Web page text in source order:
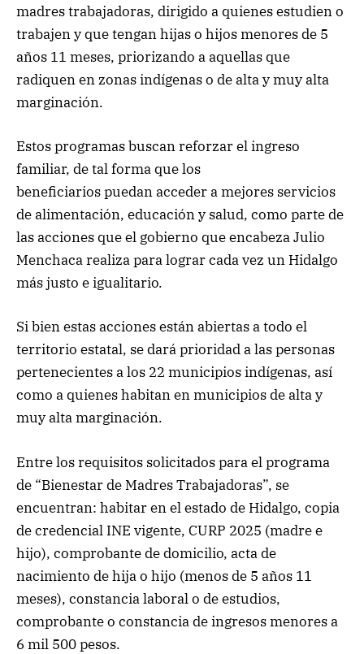
madres trabajadoras, dirigido a quienes estudien o
trabajen y que tengan hijas o hijos menores de 5
años 11 meses, priorizando a aquellas que
radiquen en zonas indígenas o de alta y muy alta
marginación.
Estos programas buscan reforzar el ingreso
familiar, de tal forma que los
beneficiarios puedan acceder a mejores servicios
de alimentación, educación y salud, como parte de
las acciones que el gobierno que encabeza Julio
Menchaca realiza para lograr cada vez un Hidalgo
más justo e igualitario.
Si bien estas acciones están abiertas a todo el
territorio estatal, se dará prioridad a las personas
pertenecientes a los 22 municipios indígenas, así
como a quienes habitan en municipios de alta y
muy alta marginación.
Entre los requisitos solicitados para el programa
de “Bienestar de Madres Trabajadoras”, se
encuentran: habitar en el estado de Hidalgo, copia
de credencial INE vigente, CURP 2025 (madre e
hijo), comprobante de domicilio, acta de
nacimiento de hija o hijo (menos de 5 años 11
meses), constancia laboral o de estudios,
comprobante o constancia de ingresos menores a
6 mil 500 pesos.